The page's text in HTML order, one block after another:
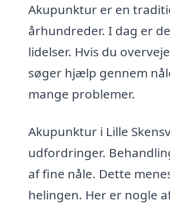
Akupunktur er en
århundreder. I dag er
lidelser. Hvis du
søger hjælp gennem
mange problemer.
Akupunktur i Lille
udfordringer.
af fine nåle. Dette
helingen. Her er nogle